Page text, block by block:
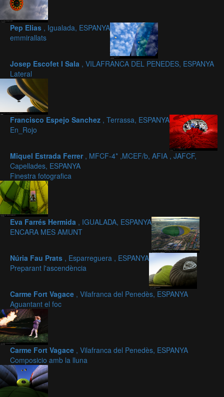
Pep Elias , Igualada, ESPANYA
emmirallats
Josep Escofet I Sala , VILAFRANCA DEL PENEDES, ESPANYA
Lateral
Francisco Espejo Sanchez , Terrassa, ESPANYA
En_Rojo
Miquel Estrada Ferrer , MFCF-4* ,MCEF/b, AFIA , JAFCF,
Capellades, ESPANYA
Finestra fotografica
Eva Farrés Hermida , IGUALADA, ESPANYA
ENCARA MES AMUNT
Núria Fau Prats , Esparreguera , ESPANYA
Preparant l'ascendència
Carme Fort Vagace , Vilafranca del Penedès, ESPANYA
Aguantant el foc
Carme Fort Vagace , Vilafranca del Penedès, ESPANYA
Composicio amb la lluna